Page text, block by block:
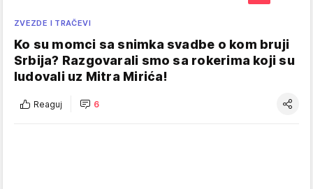
ZVEZDE I TRAČEVI
Ko su momci sa snimka svadbe o kom bruji
Srbija? Razgovarali smo sa rokerima koji su
ludovali uz Mitra Mirića!
Reaguj 6